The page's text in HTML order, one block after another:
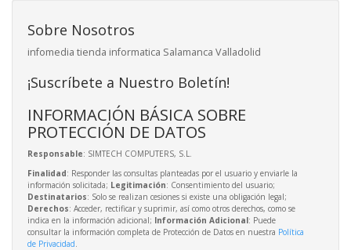
Sobre Nosotros
infomedia tienda informatica Salamanca Valladolid
¡Suscríbete a Nuestro Boletín!
INFORMACIÓN BÁSICA SOBRE
PROTECCIÓN DE DATOS
Responsable: SIMTECH COMPUTERS, S.L.
Finalidad: Responder las consultas planteadas por el usuario y enviarle la
información solicitada; Legitimación: Consentimiento del usuario;
Destinatarios: Solo se realizan cesiones si existe una obligación legal;
Derechos: Acceder, rectificar y suprimir, así como otros derechos, como se
indica en la información adicional; Información Adicional: Puede
consultar la información completa de Protección de Datos en nuestra Política
de Privacidad